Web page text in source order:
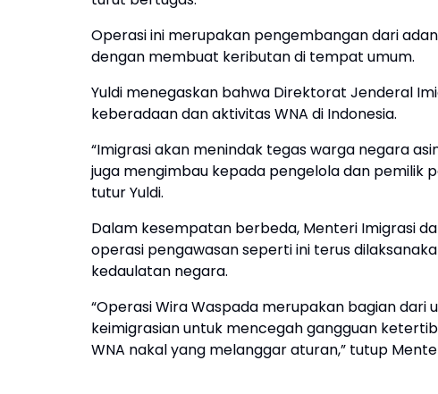
Operasi ini merupakan pengembangan dari
dengan membuat keributan di tempat umum.
Yuldi menegaskan bahwa Direktorat Jenderal
keberadaan dan aktivitas WNA di Indonesia.
“Imigrasi akan menindak tegas warga negara
juga mengimbau kepada pengelola dan pemilik
tutur Yuldi.
Dalam kesempatan berbeda, Menteri Imigrasi
operasi pengawasan seperti ini terus
kedaulatan negara.
“Operasi Wira Waspada merupakan bagian
keimigrasian untuk mencegah gangguan
WNA nakal yang melanggar aturan,” tutup